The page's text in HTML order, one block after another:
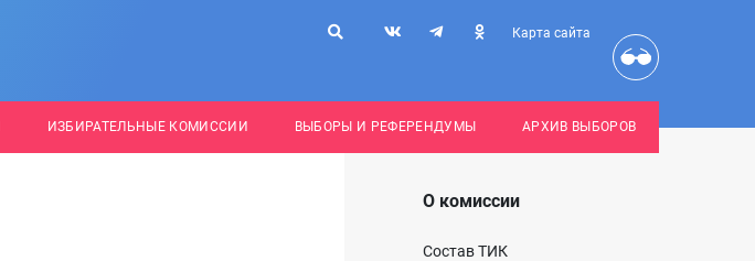
Карта сайта
ИЗБИРАТЕЛЬНЫЕ КОМИССИИ ВЫБОРЫ И РЕФЕРЕНДУМЫ АРХИВ ВЫБОРОВ
О комиссии
Состав ТИК